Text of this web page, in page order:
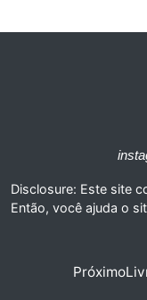
Disclosure: Este site
Então, você ajuda o